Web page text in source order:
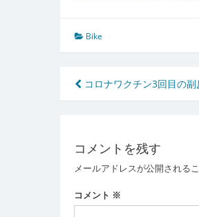
Bike
投
稿
ビ
ゲ
ー
コロナワクチン3回目の
コメントを残す
メールアドレスが公開される
コメント ※